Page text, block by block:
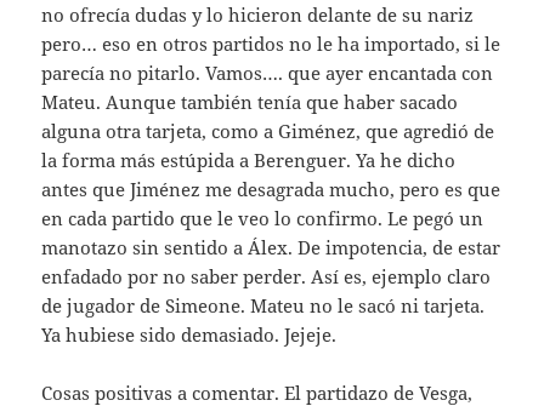
no ofrecía dudas y lo hicieron delante de su nariz
pero… eso en otros partidos no le ha importado, si le
parecía no pitarlo. Vamos…. que ayer encantada con
Mateu. Aunque también tenía que haber sacado
alguna otra tarjeta, como a Giménez, que agredió de
la forma más estúpida a Berenguer. Ya he dicho
antes que Jiménez me desagrada mucho, pero es que
en cada partido que le veo lo confirmo. Le pegó un
manotazo sin sentido a Álex. De impotencia, de estar
enfadado por no saber perder. Así es, ejemplo claro
de jugador de Simeone. Mateu no le sacó ni tarjeta.
Ya hubiese sido demasiado. Jejeje.
Cosas positivas a comentar. El partidazo de Vesga,